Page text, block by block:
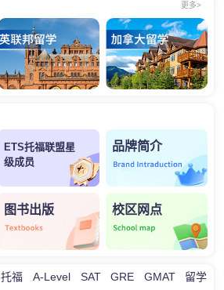
更多>
ETS托福联盟星
级成员
品牌简介
图书出版 校区网点
托福 A-Level SAT GRE GMAT 留学